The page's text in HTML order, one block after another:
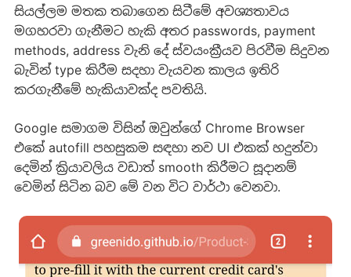
සියල්ලම මතක තබාගෙන සිටීමේ අවශ්‍යතාවය
මගහරවා ගැනීමට හැකි අතර passwords, payment
methods, address වැනි දේ ස්වයංක්‍රීයව පිරවීම සිදුවන
බැවින් type කිරීම සදහා වැයවන කාලය ඉතිරි
කරගැනීමේ හැකියාවක්ද පවතියි.
Google සමාගම විසින් ඔවුන්ගේ Chrome Browser
එකේ autofill පහසුකම සඳහා නව UI එකක් හදුන්වා
දෙමින් ක්‍රියාවලිය වඩාත් smooth කිරීමට සූදානම්
වෙමින් සිටින බව මේ වන විට වාර්ථා වෙනවා.